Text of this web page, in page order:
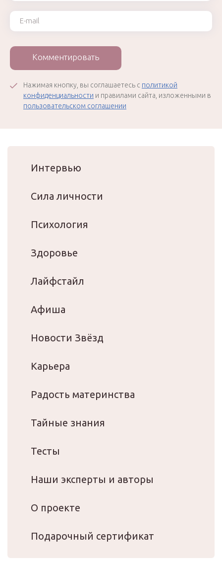
Ваш e-mail
Комментировать
Нажимая кнопку, вы соглашаетесь с политикой
конфиденциальности и правилами сайта, изложенными в
пользовательском соглашении
Интервью
Сила личности
Психология
Здоровье
Лайфстайл
Афиша
Новости Звёзд
Карьера
Радость материнства
Тайные знания
Тесты
Наши эксперты и авторы
О проекте
Подарочный сертификат